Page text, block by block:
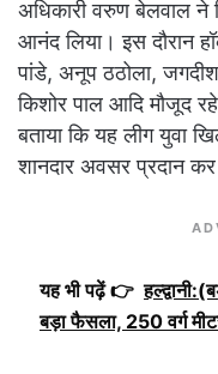
अधिकारी वरुण बेलवाल
आनंद लिया। इस दौरान
पांडे, अनूप ठठोला,
किशोर पाल आदि मौजूद
बताया कि यह लीग युवा
शानदार अवसर प्रदान कर
यह भी पढ़ें 👉
बड़ा फैसला, 250 वर्ग